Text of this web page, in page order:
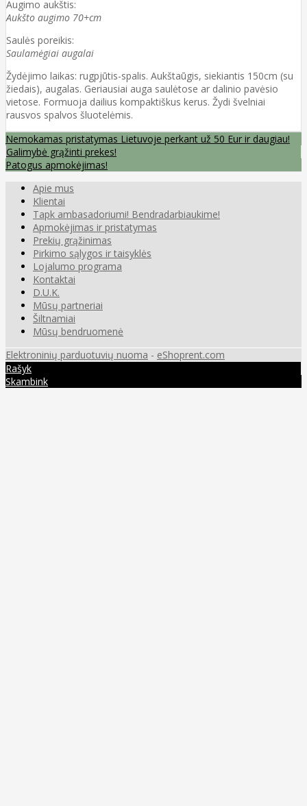
Augimo aukštis:
Aukšto augimo 70+cm
Saulės poreikis:
Saulamėgiai augalai
Žydėjimo laikas: rugpjūtis-spalis. Aukštaūgis, siekiantis 150cm (su
žiedais), augalas. Geriausiai auga saulėtose ar dalinio pavėsio
vietose. Formuoja dailius kompaktiškus kerus. Žydi švelniai
rausvos spalvos šluotelėmis.
Nemokamas pristatymas Lietuvoje perkant už 50 Eur ir daugiau!
Galimybė grąžinti prekes!
Patogus apmokėjimas!
Apie mus
Klientai
Tapk ambasadoriumi! Bendradarbiaukime!
Apmokėjimas ir pristatymas
Prekių grąžinimas
Pirkimo sąlygos ir taisyklės
Lojalumo programa
Kontaktai
D.U.K.
Mūsų partneriai
Šiltnamiai
Mūsų bendruomenė
Elektroninių parduotuvių nuoma - eShoprent.com
Rašyk
Skambink